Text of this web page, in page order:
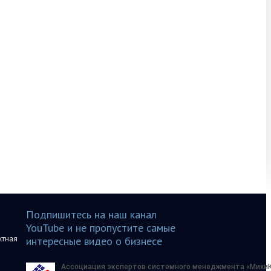
Подпишитесь на наш канал
YouTube и не пропустите самые
интересные видео о бизнесе